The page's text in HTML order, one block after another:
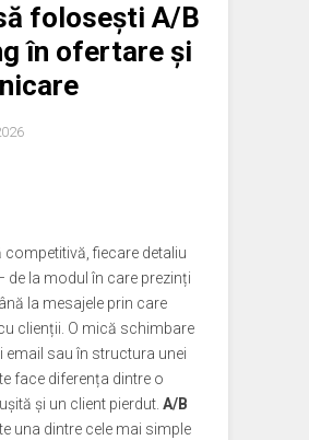
folosești A/B
în ofertare și
competitivă, fiecare detaliu
de la modul în care prezinți
la mesajele prin care
clienții. O mică schimbare
email sau în structura unei
face diferența dintre o
și un client pierdut. A/B
una dintre cele mai simple